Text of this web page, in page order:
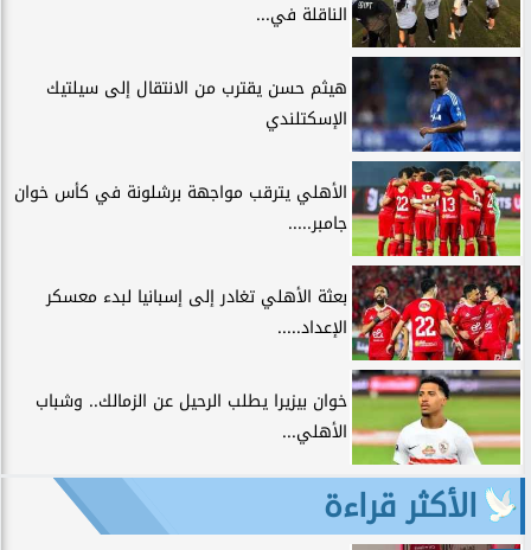
الناقلة في...
هيثم حسن يقترب من الانتقال إلى سيلتيك
الإسكتلندي
الأهلي يترقب مواجهة برشلونة في كأس خوان
جامبر.....
بعثة الأهلي تغادر إلى إسبانيا لبدء معسكر
الإعداد.....
خوان بيزيرا يطلب الرحيل عن الزمالك.. وشباب
الأهلي...
الأكثر قراءة